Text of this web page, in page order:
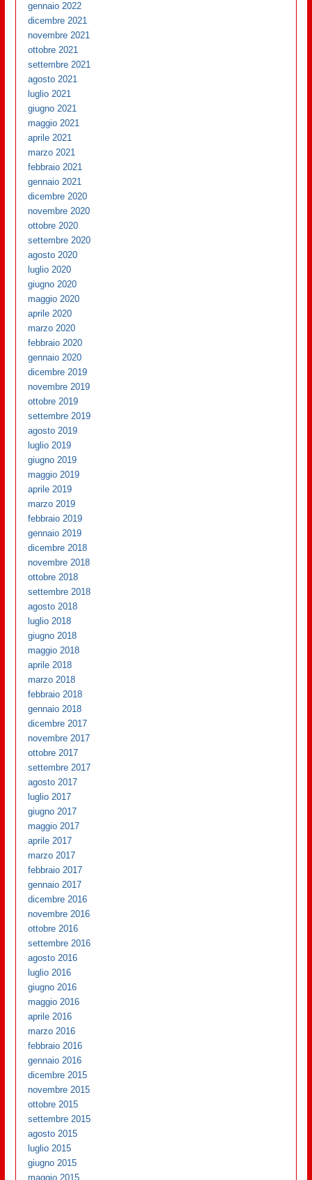
gennaio 2022
dicembre 2021
novembre 2021
ottobre 2021
settembre 2021
agosto 2021
luglio 2021
giugno 2021
maggio 2021
aprile 2021
marzo 2021
febbraio 2021
gennaio 2021
dicembre 2020
novembre 2020
ottobre 2020
settembre 2020
agosto 2020
luglio 2020
giugno 2020
maggio 2020
aprile 2020
marzo 2020
febbraio 2020
gennaio 2020
dicembre 2019
novembre 2019
ottobre 2019
settembre 2019
agosto 2019
luglio 2019
giugno 2019
maggio 2019
aprile 2019
marzo 2019
febbraio 2019
gennaio 2019
dicembre 2018
novembre 2018
ottobre 2018
settembre 2018
agosto 2018
luglio 2018
giugno 2018
maggio 2018
aprile 2018
marzo 2018
febbraio 2018
gennaio 2018
dicembre 2017
novembre 2017
ottobre 2017
settembre 2017
agosto 2017
luglio 2017
giugno 2017
maggio 2017
aprile 2017
marzo 2017
febbraio 2017
gennaio 2017
dicembre 2016
novembre 2016
ottobre 2016
settembre 2016
agosto 2016
luglio 2016
giugno 2016
maggio 2016
aprile 2016
marzo 2016
febbraio 2016
gennaio 2016
dicembre 2015
novembre 2015
ottobre 2015
settembre 2015
agosto 2015
luglio 2015
giugno 2015
maggio 2015